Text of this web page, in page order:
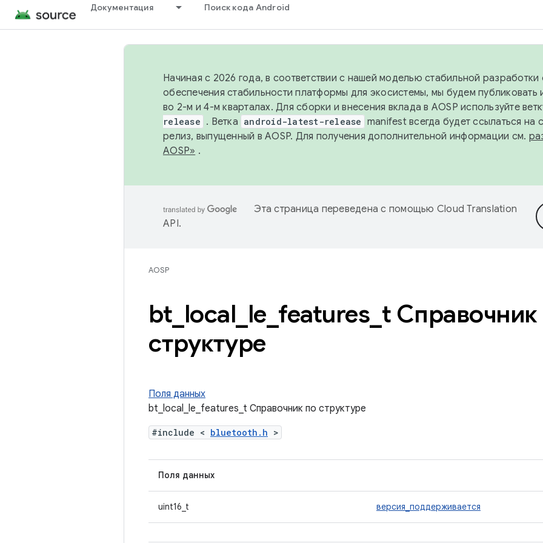
Документация Поиск кода Android
Начиная с 2026 года, в соответствии с нашей моделью стабильной разработки
обеспечения стабильности платформы для экосистемы, мы будем публиковать
во 2-м и 4-м кварталах. Для сборки и внесения вклада в AOSP используйте
release . Ветка android-latest-release manifest всегда будет ссылаться на
релиз, выпущенный в AOSP. Для получения дополнительной информации см.
AOSP» .
Эта страница переведена с помощью Cloud Translation
API.
AOSP
bt local le features t Справочник
структуре
Поля данных
bt_local_le_features_t Справочник по структуре
#include < bluetooth.h >
Поля данных
uint16_t версия_поддерживается